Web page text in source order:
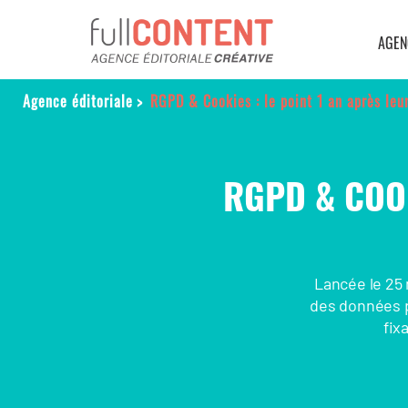
Agence éditoriale > RGPD & Cookies : le point 1 an après
RGPD &
Lancée le
des données